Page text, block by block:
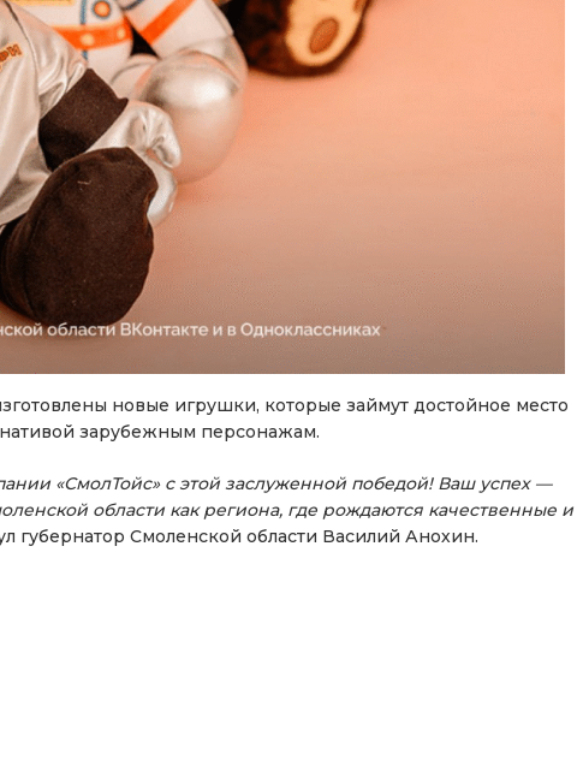
новые игрушки, которые займут достойное место
зарубежным персонажам.
«СмолТойс» с этой заслуженной победой! Ваш успех —
области как региона, где рождаются качественные и
губернатор Смоленской области Василий Анохин.